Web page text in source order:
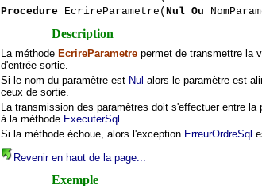
ProcedureEcrireParametre(Nul Ou
Description
La méthode EcrireParametrepermet de transmettre la
d'entrée-sortie.
Si le nom du paramètre est Nul alors le paramètre est
ceux de sortie.
La transmission des paramètres doit s'effectuer entre la
à la méthode ExecuterSql
Si la méthode échoue, alors l'exception ErreurOrdreSql
Revenir en haut de la page...
Exemple